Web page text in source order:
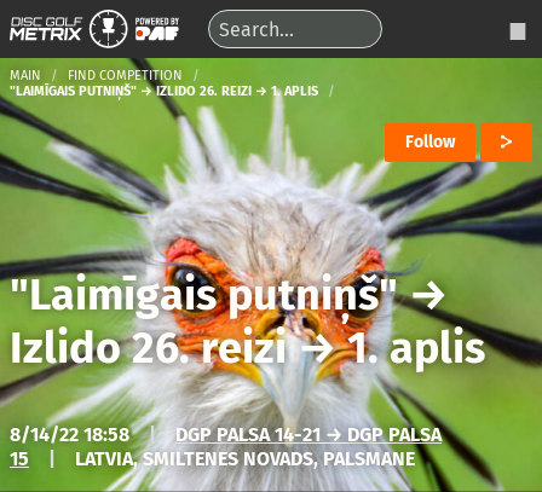
MAIN
FIND COMPETITION
"LAIMĪGAIS PUTNIŅŠ" → IZLIDO 26. REIZI → 1. APLIS
Follow
"Laimīgais putniņš"→
Izlido 26. reizi→1. aplis
8/14/22 18:58 |
DGP PALSA 14-21 → DGP PALSA
15
LATVIA, SMILTENES NOVADS, PALSMANE